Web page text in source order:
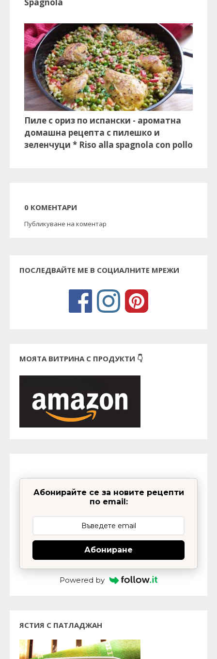
Spagnola
Пиле с ориз по испански - ароматна
домашна рецепта с пилешко и
зеленчуци * Riso alla spagnola con pollo
0 КОМЕНТАРИ
Публикуване на коментар
ПОСЛЕДВАЙТЕ МЕ В СОЦИАЛНИТЕ МРЕЖИ
МОЯТА ВИТРИНА С ПРОДУКТИ 👇
Абонирайте се за новите рецепти
по email:
Абониране
Powered by
ЯСТИЯ С ПАТЛАДЖАН